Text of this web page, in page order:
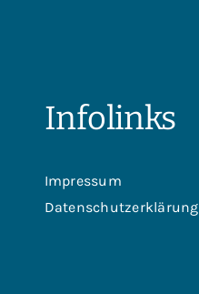
Infolinks
Impressum
Datenschutzerklärung